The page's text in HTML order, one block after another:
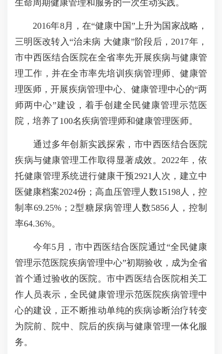
生命周期健康管理和服务的一次生动实践。
2016年8月，在“健康中国”上升为国家战略，
三明医改转入“治未病 大健康”阶段后，2017年，
市中西医结合医院在全省率先开展疾病与健康管
理工作，并在全市率先培训疾病管理师、健康管
理医师，开展疾病管理中心、健康管理中心的“两
师两中心”建设，着手创建全民健康管理示范医
院，培养了100名疾病管理师和健康管理医师。
通过多年创新实践探索，市中西医结合医院
疾病与健康管理工作取得显著成效。2022年，依
托健康管理系统进行健康干预2921人次，建立中
医健康档案2024份；高血压管理人数15198人，控
制率69.25%；2型糖尿病管理人数5856人，控制
率64.36%。
今年5月，市中西医结合医院通过“全民健康
管理示范医院疾病管理中心”初期验收，成为全省
首个通过验收的医院。市中西医结合医院相关工
作人员表示，全民健康管理示范医院疾病管理中
心的建设，正不断推动单纯的疾病诊断治疗转变
为院前、院中、院后的疾病与健康管理一体化服
务。